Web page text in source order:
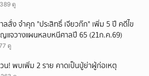
ดู
ลสั่ง จำคุก "ประสิทธิ์ เจียวก๊ก" เพิ่ม 5 ปี คดีไข
แจวางแผนหลบหนีศาลปี 65 (21ก.ค.69)
ดู
น! พบเพิ่ม 2 ราย คาดเป็นปู่ย่าผู้ก่อเหตุ